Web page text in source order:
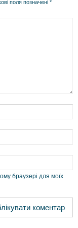
поля позначені *
браузері для моїх